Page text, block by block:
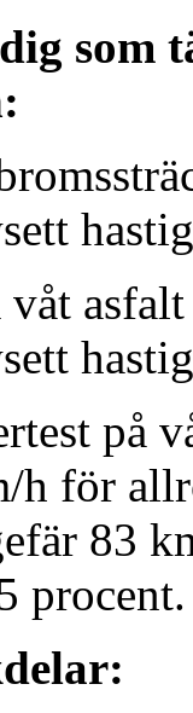
som
våt
på
h för
83
procent.